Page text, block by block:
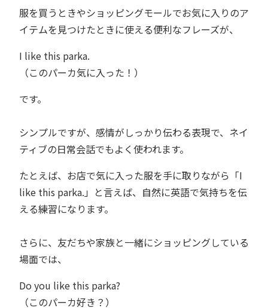
服を買うときやショッピングモールでお気に入りのア
イテムを見つけたときに使える便利なフレーズが、
I like this parka.
（このパーカ気に入った！）
です。
シンプルですが、感情がしっかり伝わる表現で、ネイ
ティブの日常会話でもよく使われます。
たとえば、お店で気に入った服を手に取りながら「I
like this parka.」と言えば、自然に英語で気持ちを伝
える練習になります。
さらに、友だちや家族と一緒にショッピングしている
場面では、
Do you like this parka?
（このパーカ好き？）